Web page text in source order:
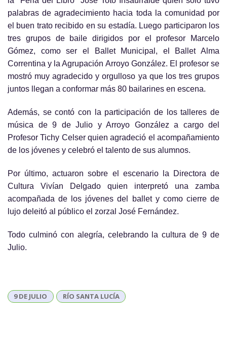
palabras de agradecimiento hacia toda la comunidad por
el buen trato recibido en su estadía. Luego participaron los
tres grupos de baile dirigidos por el profesor Marcelo
Gómez, como ser el Ballet Municipal, el Ballet Alma
Correntina y la Agrupación Arroyo González. El profesor se
mostró muy agradecido y orgulloso ya que los tres grupos
juntos llegan a conformar más 80 bailarines en escena.
Además, se contó con la participación de los talleres de
música de 9 de Julio y Arroyo González a cargo del
Profesor Tichy Celser quien agradeció el acompañamiento
de los jóvenes y celebró el talento de sus alumnos.
Por último, actuaron sobre el escenario la Directora de
Cultura Vivían Delgado quien interpretó una zamba
acompañada de los jóvenes del ballet y como cierre de
lujo deleitó al público el zorzal José Fernández.
Todo culminó con alegría, celebrando la cultura de 9 de
Julio.
9 DE JULIO RÍO SANTA LUCÍA